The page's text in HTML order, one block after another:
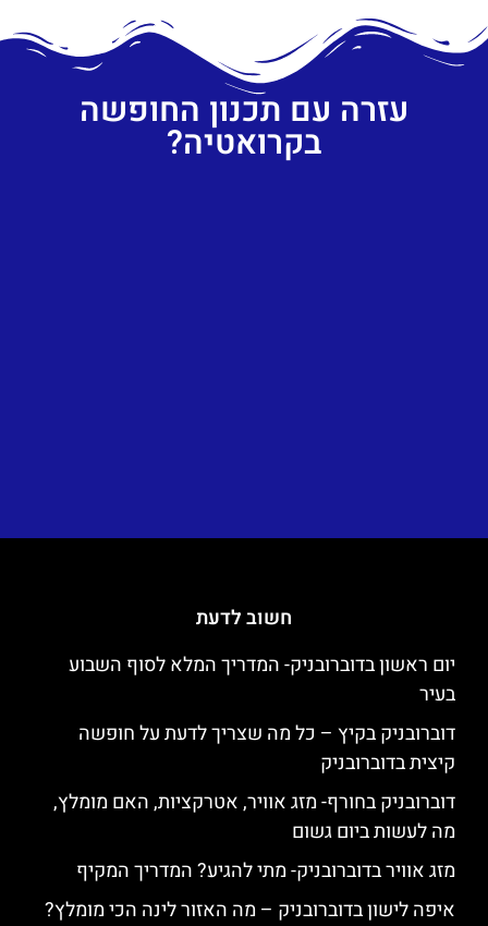
עזרה עם תכנון החופשה
בקרואטיה?
חשוב לדעת
יום ראשון בדוברובניק- המדריך המלא לסוף השבוע
בעיר
דוברובניק בקיץ – כל מה שצריך לדעת על חופשה
קיצית בדוברובניק
דוברובניק בחורף- מזג אוויר, אטרקציות, האם מומלץ,
מה לעשות ביום גשום
מזג אוויר בדוברובניק- מתי להגיע? המדריך המקיף
איפה לישון בדוברובניק – מה האזור לינה הכי מומלץ?